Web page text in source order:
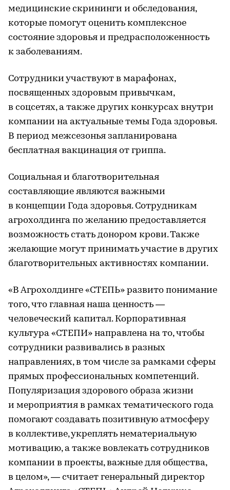
медицинские скрининги и обследования,
которые помогут оценить комплексное
состояние здоровья и предрасположенность
к заболеваниям.
Сотрудники участвуют в марафонах,
посвященных здоровым привычкам,
в соцсетях, а также других конкурсах внутри
компании на актуальные темы Года здоровья.
В период межсезонья запланирована
бесплатная вакцинация от гриппа.
Социальная и благотворительная
составляющие являются важными
в концепции Года здоровья. Сотрудникам
агрохолдинга по желанию предоставляется
возможность стать донором крови. Также
желающие могут принимать участие в других
благотворительных активностях компании.
«В Агрохолдинге «СТЕПЬ» развито понимание
того, что главная наша ценность —
человеческий капитал. Корпоративная
культура «СТЕПИ» направлена на то, чтобы
сотрудники развивались в разных
направлениях, в том числе за рамками сферы
прямых профессиональных компетенций.
Популяризация здорового образа жизни
и мероприятия в рамках тематического года
помогают создавать позитивную атмосферу
в коллективе, укреплять нематериальную
мотивацию, а также вовлекать сотрудников
компании в проекты, важные для общества,
в целом», — считает генеральный директор